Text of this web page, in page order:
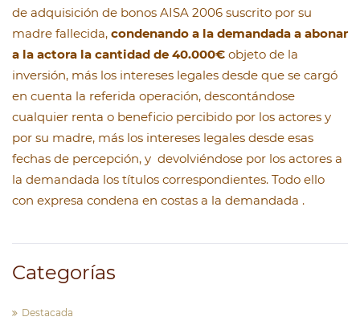
de adquisición de bonos AISA 2006 suscrito por su
madre fallecida, condenando a la demandada a abonar
a la actora la cantidad de 40.000€ objeto de la
inversión, más los intereses legales desde que se cargó
en cuenta la referida operación, descontándose
cualquier renta o beneficio percibido por los actores y
por su madre, más los intereses legales desde esas
fechas de percepción, y devolviéndose por los actores a
la demandada los títulos correspondientes. Todo ello
con expresa condena en costas a la demandada .
Categorías
Destacada